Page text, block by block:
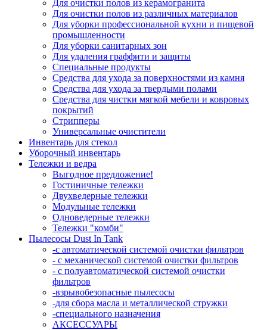
Для очистки полов из керамогранита
Для очистки полов из различных материалов
Для уборки профессиональной кухни и пищевой
промышленности
Для уборки санитарных зон
Для удаления граффити и защиты
Специальные продукты
Средства для ухода за поверхностями из камня
Средства для ухода за твердыми полами
Средства для чистки мягкой мебели и ковровых
покрытий
Стрипперы
Универсальные очистители
Инвентарь для стекол
Уборочный инвентарь
Тележки и ведра
Выгодное предложение!
Гостиничные тележки
Двухведерные тележки
Модульные тележки
Одноведерные тележки
Тележки "комби"
Пылесосы Dust In Tank
-с автоматической системой очистки фильтров
- с механической системой очистки фильтров
- с полуавтоматической системой очистки
фильтров
-взрывобезопасные пылесосы
-для сбора масла и металлической стружки
-специального назначения
АКСЕССУАРЫ